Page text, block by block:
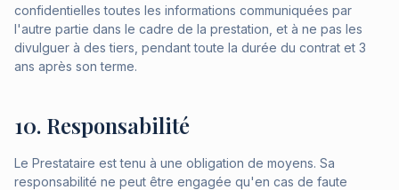
confidentielles toutes les informations communiquées par
l'autre partie dans le cadre de la prestation, et à ne pas les
divulguer à des tiers, pendant toute la durée du contrat et 3
ans après son terme.
10. Responsabilité
Le Prestataire est tenu à une obligation de moyens. Sa
responsabilité ne peut être engagée qu'en cas de faute